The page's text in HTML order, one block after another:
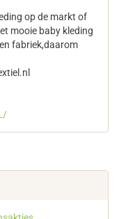
op de markt of
mooie baby kleding
fabriek,daarom